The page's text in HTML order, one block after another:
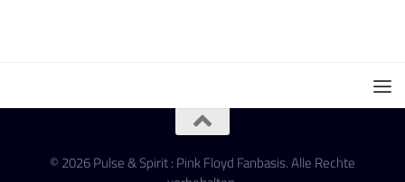
© 2026 Pulse & Spirit : Pink Floyd Fanbasis. Alle Rechte